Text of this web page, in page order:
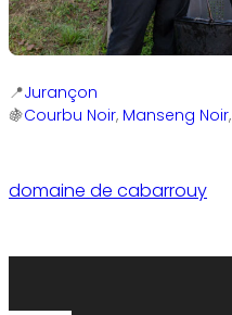
Jurançon
Courbu Noir, Manseng Noir,
domaine de cabarrouy